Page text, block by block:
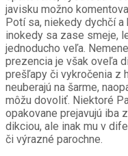
javisku možno
Potí sa, niekedy dychčí
inokedy sa zase smeje,
jednoducho veľa.
prezencia je však oveľa
prešľapy či vykročenia z
neuberajú na šarme,
môžu dovoliť. Niektoré
opakovane prejavujú iba
dikciou, ale inak mu v
či výrazné parochne.